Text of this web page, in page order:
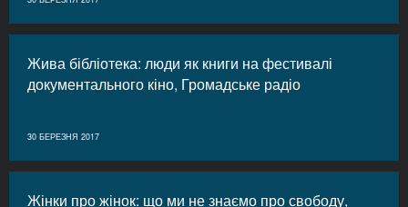
Жива бібліотека: люди як книги на фестивалі
документального кіно, Громадське радіо
30 БЕРЕЗНЯ 2017
Жінки про жінок: що ми не знаємо про свободу,